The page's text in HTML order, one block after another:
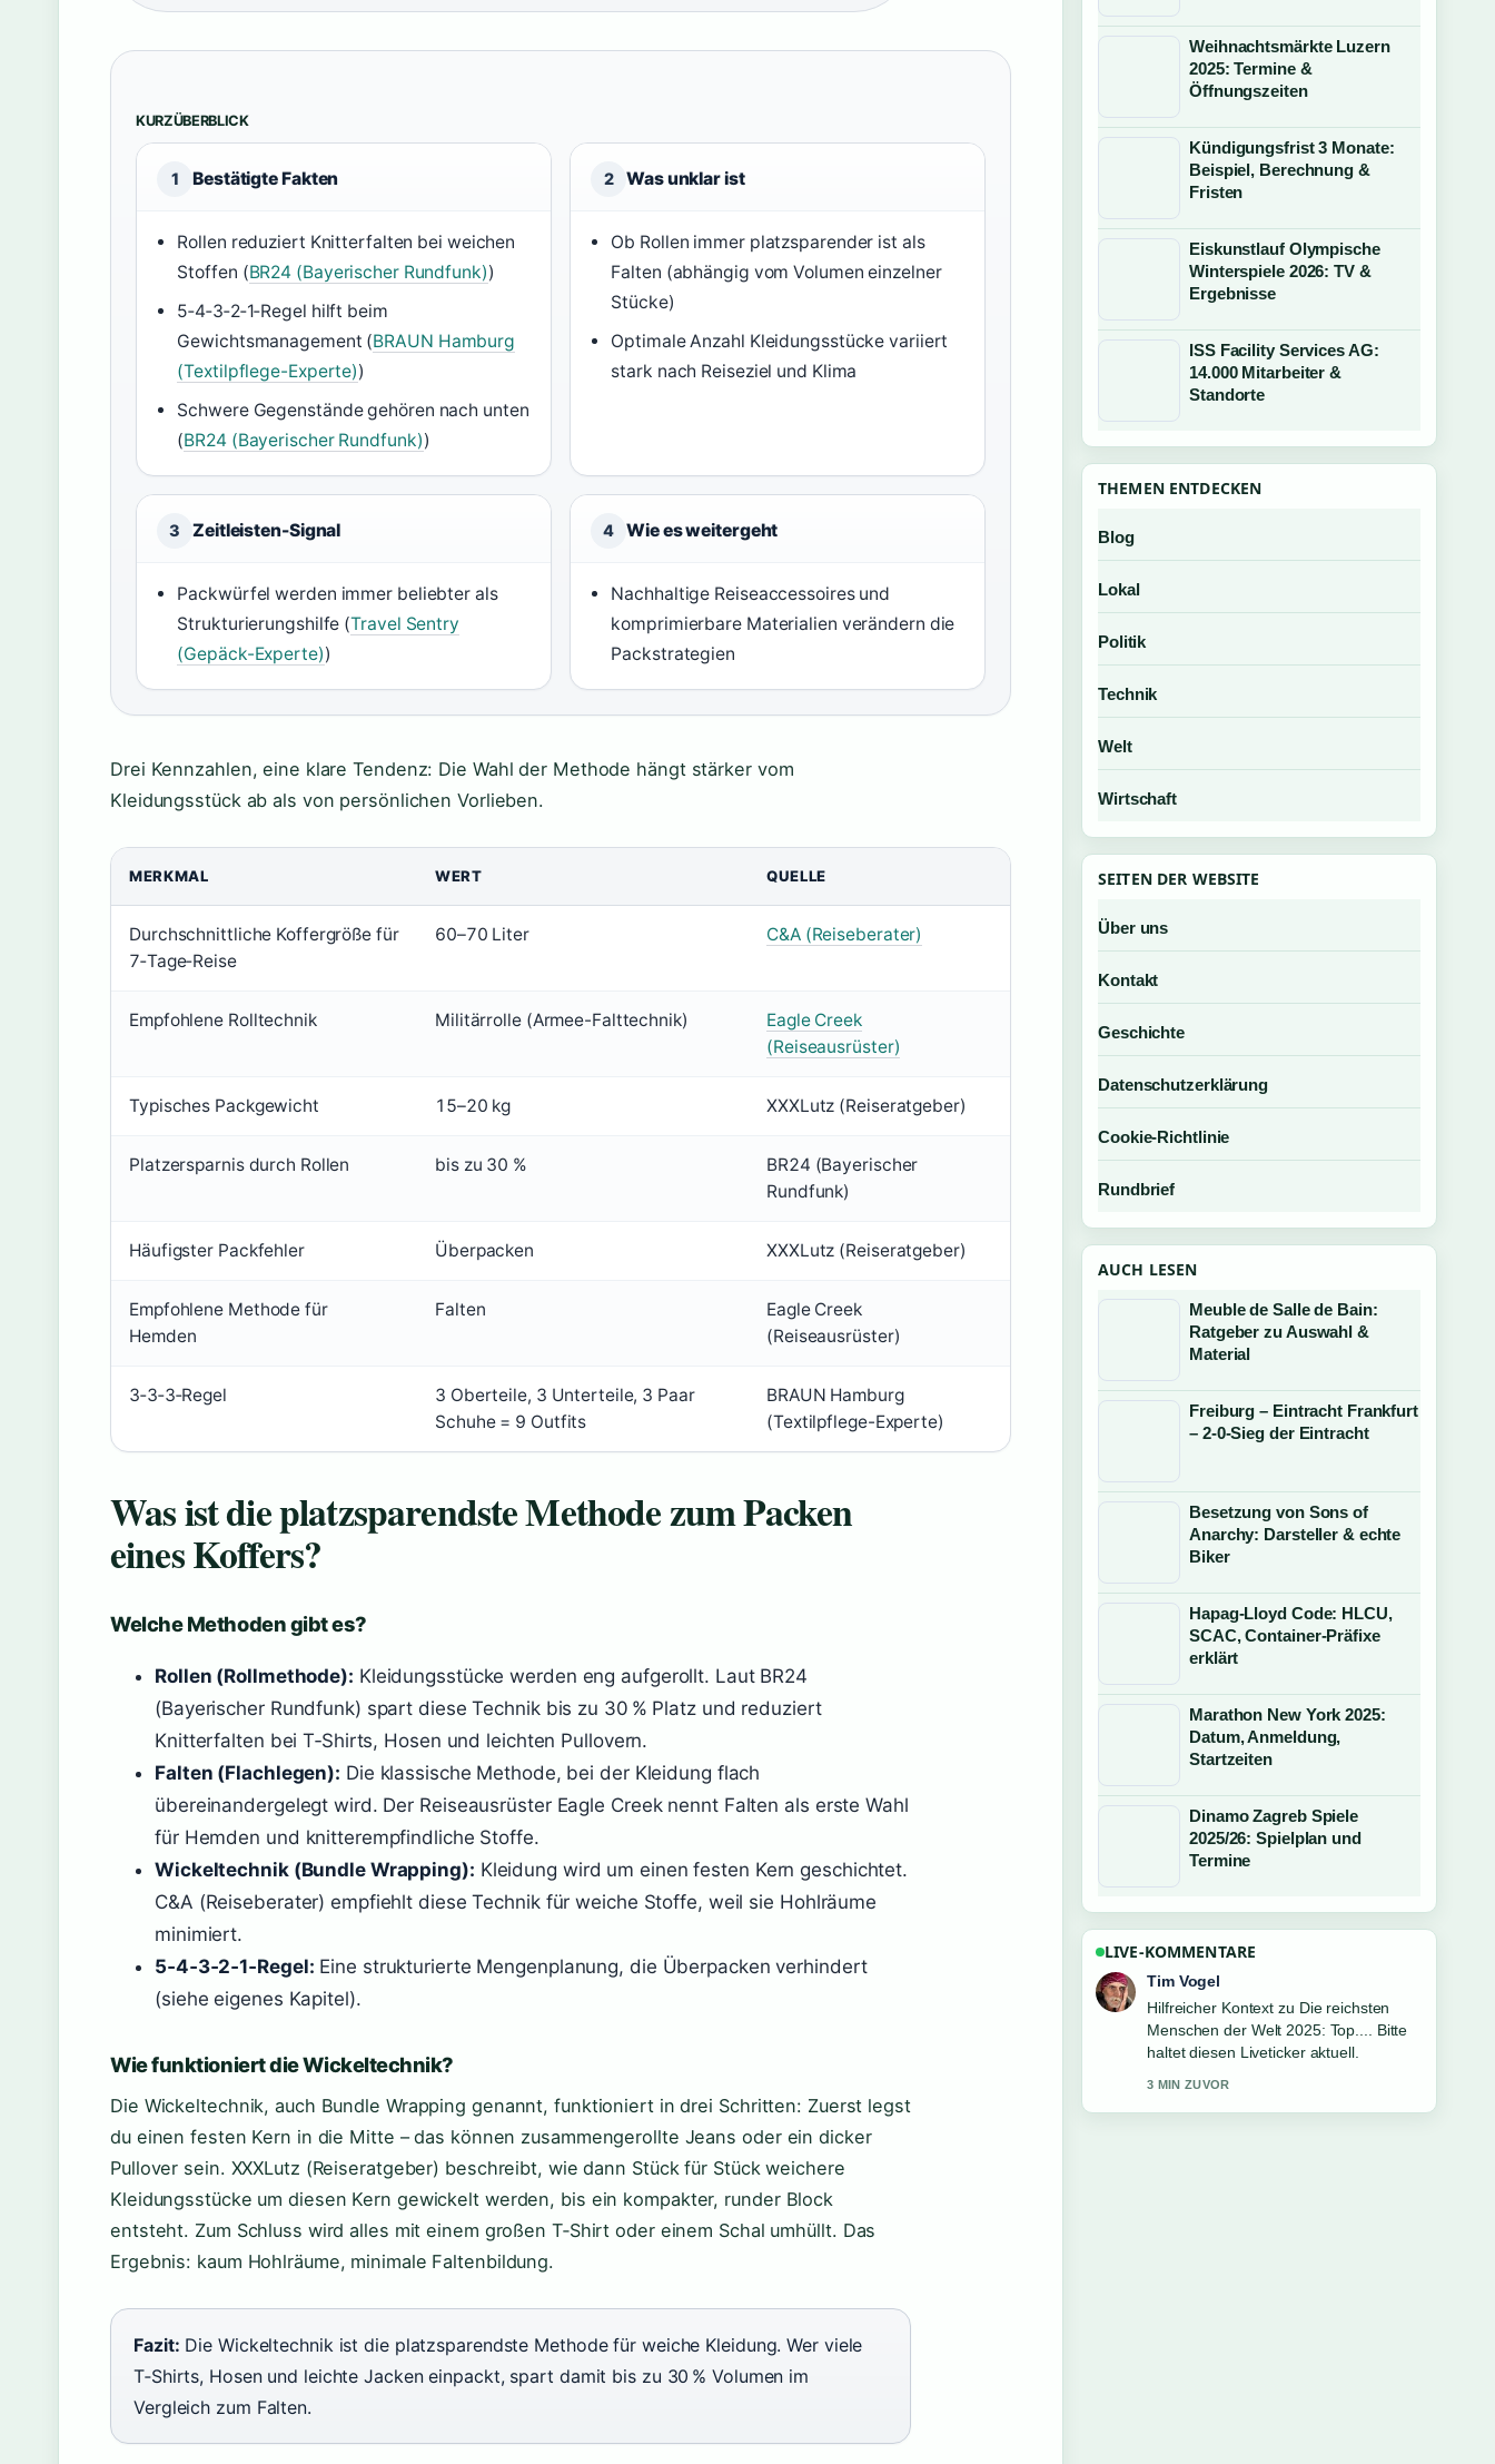
KURZÜBERBLICK
1 Bestätigte Fakten
Rollen reduziert Knitterfalten bei weichen
Stoffen (BR24 (Bayerischer Rundfunk))
5‑4‑3‑2‑1‑Regel hilft beim
Gewichtsmanagement (BRAUN Hamburg
(Textilpflege-Experte))
Schwere Gegenstände gehören nach unten
(BR24 (Bayerischer Rundfunk))
2 Was unklar ist
Ob Rollen immer platzsparender ist als
Falten (abhängig vom Volumen einzelner
Stücke)
Optimale Anzahl Kleidungsstücke variiert
stark nach Reiseziel und Klima
3 Zeitleisten-Signal
Packwürfel werden immer beliebter als
Strukturierungshilfe (Travel Sentry
(Gepäck-Experte))
4 Wie es weitergeht
Nachhaltige Reiseaccessoires und
komprimierbare Materialien verändern die
Packstrategien
Drei Kennzahlen, eine klare Tendenz: Die Wahl der Methode hängt stärker vom
Kleidungsstück ab als von persönlichen Vorlieben.
MERKMAL WERT QUELLE
Durchschnittliche Koffergröße für
7‑Tage‑Reise
60–70 Liter C&A (Reiseberater)
Empfohlene Rolltechnik Militärrolle (Armee-Falttechnik)
Eagle Creek
(Reiseausrüster)
Typisches Packgewicht 15–20 kg XXXLutz (Reiseratgeber)
Platzersparnis durch Rollen bis zu 30 %
BR24 (Bayerischer
Rundfunk)
Häufigster Packfehler Überpacken XXXLutz (Reiseratgeber)
Empfohlene Methode für
Hemden
Falten
Eagle Creek
(Reiseausrüster)
3‑3‑3‑Regel
3 Oberteile, 3 Unterteile, 3 Paar
Schuhe = 9 Outfits
BRAUN Hamburg
(Textilpflege-Experte)
Was ist die platzsparendste Methode zum Packen
eines Koffers?
Welche Methoden gibt es?
Rollen (Rollmethode): Kleidungsstücke werden eng aufgerollt. Laut BR24
(Bayerischer Rundfunk) spart diese Technik bis zu 30 % Platz und reduziert
Knitterfalten bei T‑Shirts, Hosen und leichten Pullovern.
Falten (Flachlegen): Die klassische Methode, bei der Kleidung flach
übereinandergelegt wird. Der Reiseausrüster Eagle Creek nennt Falten als erste Wahl
für Hemden und knitterempfindliche Stoffe.
Wickeltechnik (Bundle Wrapping): Kleidung wird um einen festen Kern geschichtet.
C&A (Reiseberater) empfiehlt diese Technik für weiche Stoffe, weil sie Hohlräume
minimiert.
5‑4‑3‑2‑1‑Regel: Eine strukturierte Mengenplanung, die Überpacken verhindert
(siehe eigenes Kapitel).
Wie funktioniert die Wickeltechnik?
Die Wickeltechnik, auch Bundle Wrapping genannt, funktioniert in drei Schritten: Zuerst legst
du einen festen Kern in die Mitte – das können zusammengerollte Jeans oder ein dicker
Pullover sein. XXXLutz (Reiseratgeber) beschreibt, wie dann Stück für Stück weichere
Kleidungsstücke um diesen Kern gewickelt werden, bis ein kompakter, runder Block
entsteht. Zum Schluss wird alles mit einem großen T‑Shirt oder einem Schal umhüllt. Das
Ergebnis: kaum Hohlräume, minimale Faltenbildung.
Fazit: Die Wickeltechnik ist die platzsparendste Methode für weiche Kleidung. Wer viele
T‑Shirts, Hosen und leichte Jacken einpackt, spart damit bis zu 30 % Volumen im
Vergleich zum Falten.
Weihnachtsmärkte Luzern
2025: Termine &
Öffnungszeiten
Kündigungsfrist 3 Monate:
Beispiel, Berechnung &
Fristen
Eiskunstlauf Olympische
Winterspiele 2026: TV &
Ergebnisse
ISS Facility Services AG:
14.000 Mitarbeiter &
Standorte
THEMEN ENTDECKEN
Blog
Lokal
Politik
Technik
Welt
Wirtschaft
SEITEN DER WEBSITE
Über uns
Kontakt
Geschichte
Datenschutzerklärung
Cookie-Richtlinie
Rundbrief
AUCH LESEN
Meuble de Salle de Bain:
Ratgeber zu Auswahl &
Material
Freiburg – Eintracht Frankfurt
– 2-0-Sieg der Eintracht
Besetzung von Sons of
Anarchy: Darsteller & echte
Biker
Hapag-Lloyd Code: HLCU,
SCAC, Container-Präfixe
erklärt
Marathon New York 2025:
Datum, Anmeldung,
Startzeiten
Dinamo Zagreb Spiele
2025/26: Spielplan und
Termine
LIVE-KOMMENTARE
Mila Kruger
Die Berichterstattung zu
Weihnachtsmärkte Luzern 2025:
Termine &#038; Öffnungszeiten wirkt